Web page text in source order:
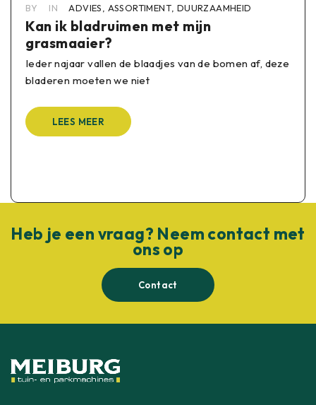
BY IN ADVIES, ASSORTIMENT, DUURZAAMHEID
Kan ik bladruimen met mijn
grasmaaier?
Ieder najaar vallen de blaadjes van de bomen af, deze
bladeren moeten we niet
LEES MEER
Heb je een vraag? Neem contact met
ons op
Contact